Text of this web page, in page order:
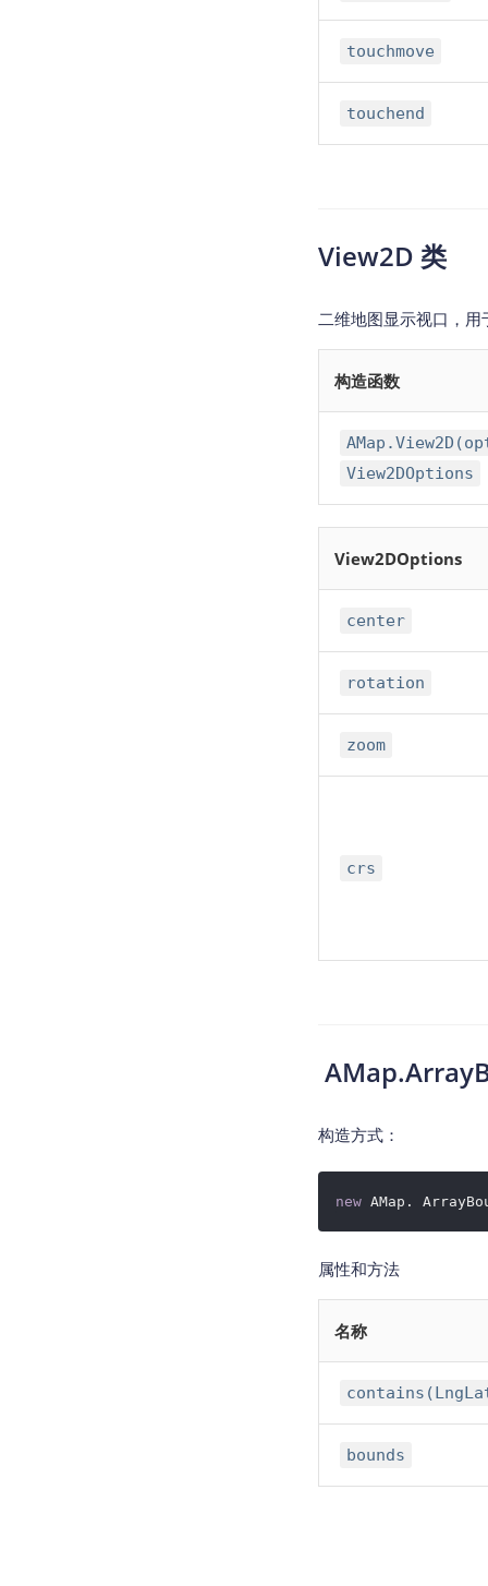
touchmove
touchend
View2D 类
二维地图显示视口，用
构造函数
View2DOptions
View2DOptions
center
rotation
zoom
crs
构造方式：
new AMap.
属性和方法
名称
bounds